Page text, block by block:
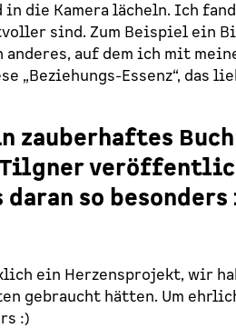
die Kamera lächeln. Ich
sind. Zum Beispiel ein
auf dem ich mit
„Beziehungs-Essenz“, das
zauberhaftes
Tilgner
daran so
ein Herzensprojekt, wir
gebraucht hätten. Um
:)